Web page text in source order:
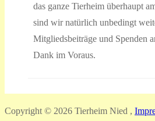
das ganze Tierheim überhaupt
sind wir natürlich unbedingt
Mitgliedsbeiträge und Spenden
Dank im Voraus.
Copyright © 2026 Tierheim Nied ,